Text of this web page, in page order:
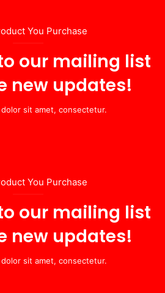
You Purchase
our mailing list
new updates!
dolor sit amet, consectetur.
You Purchase
our mailing list
new updates!
dolor sit amet, consectetur.